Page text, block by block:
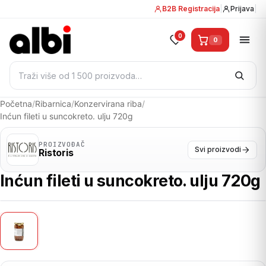
B2B Registracija Prijava
Pretraži:
0 0
Početna/Ribarnica/Konzervirana riba/
Inćun fileti u suncokreto. ulju 720g
PROIZVOĐAČ
Ristoris Svi proizvodi
Inćun fileti u suncokreto. ulju 720g